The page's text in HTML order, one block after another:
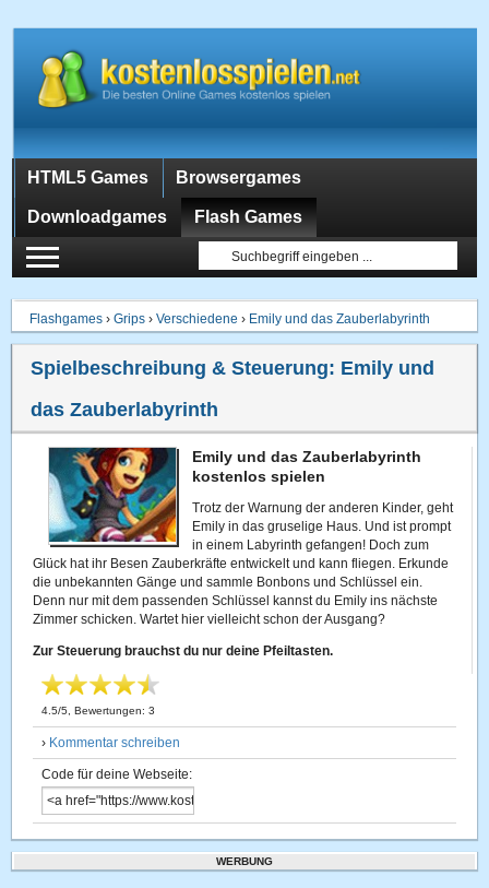
HTML5 Games Browsergames
Downloadgames Flash Games
Flashgames ›Grips ›Verschiedene › Emily und das Zauberlabyrinth
Spielbeschreibung & Steuerung: Emily und
das Zauberlabyrinth
Emily und das Zauberlabyrinth
kostenlos spielen
Trotz der Warnung der anderen Kinder, geht
Emily in das gruselige Haus. Und ist prompt
in einem Labyrinth gefangen! Doch zum
Glück hat ihr Besen Zauberkräfte entwickelt und kann fliegen. Erkunde
die unbekannten Gänge und sammle Bonbons und Schlüssel ein.
Denn nur mit dem passenden Schlüssel kannst du Emily ins nächste
Zimmer schicken. Wartet hier vielleicht schon der Ausgang?
Zur Steuerung brauchst du nur deine Pfeiltasten.
4.5/5 , Bewertungen:3
› Kommentar schreiben
Code für deine Webseite:
WERBUNG